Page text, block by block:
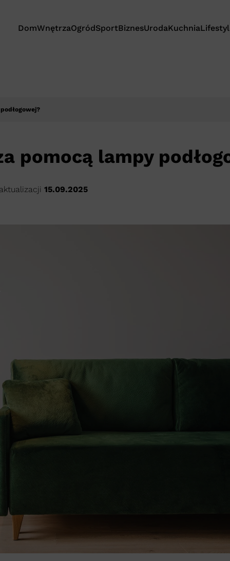
DomWnętrzaOgródSportBiznesUrodaKuchnia
pomocą lampy
15.09.2025